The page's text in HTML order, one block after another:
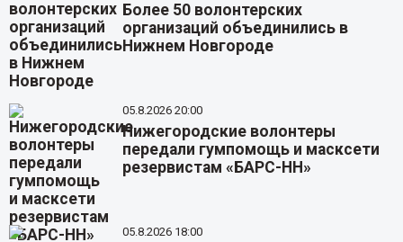
Более 50 волонтерских
организаций объединились в
Нижнем Новгороде
05.8.2026 20:00
Нижегородские волонтеры
передали гумпомощь и масксети
резервистам «БАРС-НН»
05.8.2026 18:00